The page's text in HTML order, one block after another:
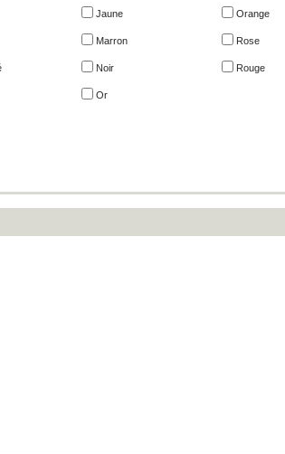
Jaune Orange
Marron Rose
Noir Rouge
Or